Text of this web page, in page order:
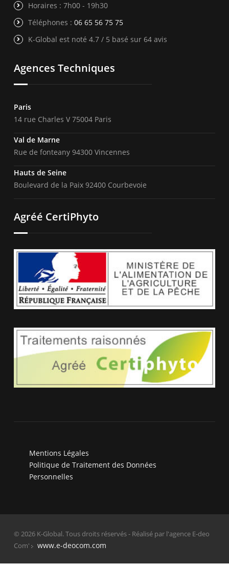
Horaires : 7h00 - 19h30
Téléphones : 06 65 56 75 75
K-Global est noté 4.7 / 5 basé sur 64 avis
Agences Techniques
Paris
14 rue Charles V 75004 Paris
Val de Marne
Rue de fonteany 94300 Vincennes
Hauts de Seine
Boulevard de la Paix 92400 Courbevoie
Agréé CertiPhyto
Mentions Légales
Politique de Traitement des Données
Personnelles
© 2026 K-Global. Tous droits réservés - Réalisé par l'agence E-deo
Com'
www.e-deocom.com